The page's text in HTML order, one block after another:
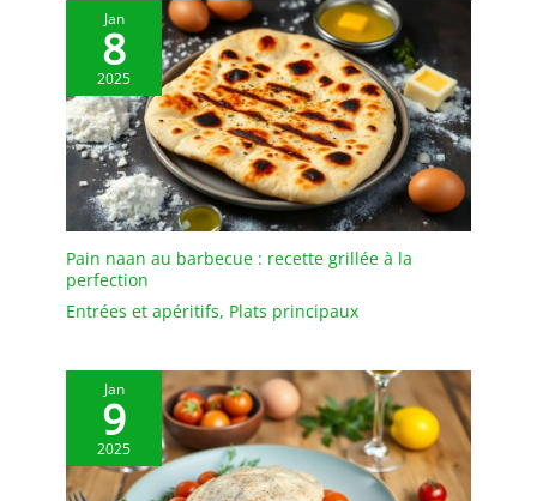
Jan
8
2025
Pain naan au barbecue : recette grillée à la
perfection
Entrées et apéritifs, Plats principaux
Jan
9
2025